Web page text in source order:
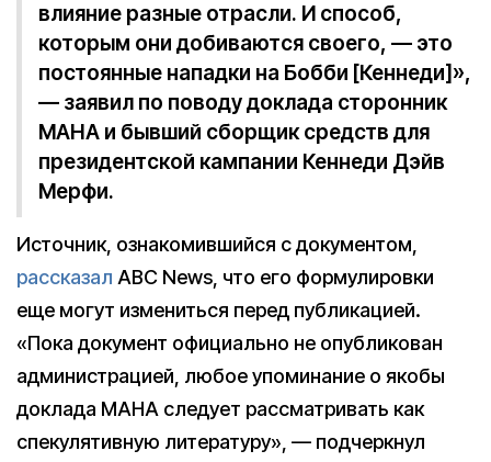
влияние разные отрасли. И способ,
которым они добиваются своего, — это
постоянные нападки на Бобби [Кеннеди]»,
— заявил по поводу доклада сторонник
MAHA и бывший сборщик средств для
президентской кампании Кеннеди Дэйв
Мерфи.
Источник, ознакомившийся с документом,
рассказал ABC News, что его формулировки
еще могут измениться перед публикацией.
«Пока документ официально не опубликован
администрацией, любое упоминание о якобы
доклада MAHA следует рассматривать как
спекулятивную литературу», — подчеркнул